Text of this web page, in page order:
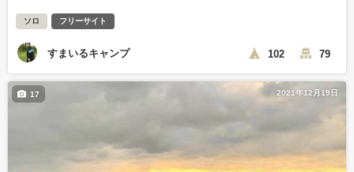
ソロ フリーサイト
すまいるキャンプ 102 79
2021年12月19日
17